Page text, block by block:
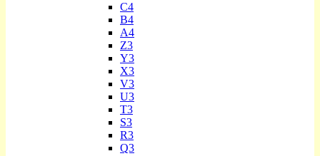
C4
B4
A4
Z3
Y3
X3
V3
U3
T3
S3
R3
Q3